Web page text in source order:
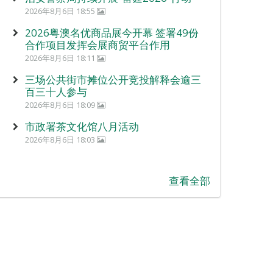
2026年8月6日 18:55
2026粤澳名优商品展今开幕 签署49份
合作项目发挥会展商贸平台作用
2026年8月6日 18:11
三场公共街市摊位公开竞投解释会逾三
百三十人参与
2026年8月6日 18:09
市政署茶文化馆八月活动
2026年8月6日 18:03
查看全部